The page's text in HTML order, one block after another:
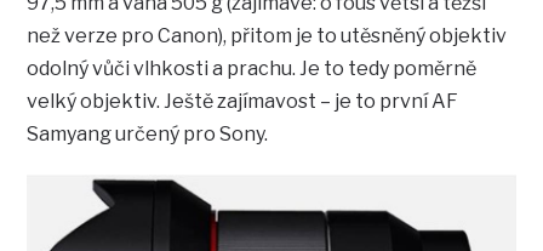
než verze pro Canon), přitom je to utěsněný objektiv
odolný vůči vlhkosti a prachu. Je to tedy poměrně
velký objektiv. Ještě zajímavost – je to první AF
Samyang určený pro Sony.